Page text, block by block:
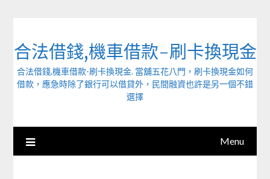
合法借錢,機車借款-刷卡換現金
合法借錢,機車借款-刷卡換現金. 當舖五花八門，刷卡換現金如何
借款，應急時除了銀行可以借貸外，民間融資也許是另一個不錯
選擇
Menu